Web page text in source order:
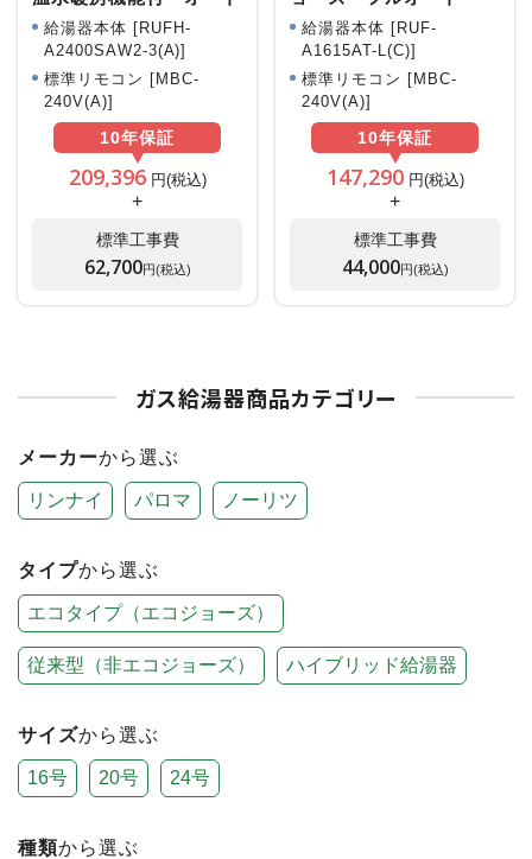
給湯器本体 [RUFH-
A2400SAW2-3(A)]
標準リモコン [MBC-
240V(A)]
10年保証
209,396円(税込)
+
標準工事費
62,700円(税込)
給湯器本体 [RUF-
A1615AT-L(C)]
標準リモコン [MBC-
240V(A)]
10年保証
147,290円(税込)
+
標準工事費
44,000円(税込)
ガス給湯器商品カテゴリー
メーカーから選ぶ
リンナイ パロマ ノーリツ
タイプから選ぶ
エコタイプ（エコジョーズ）
従来型（非エコジョーズ） ハイブリッド給湯器
サイズから選ぶ
16号 20号 24号
種類から選ぶ